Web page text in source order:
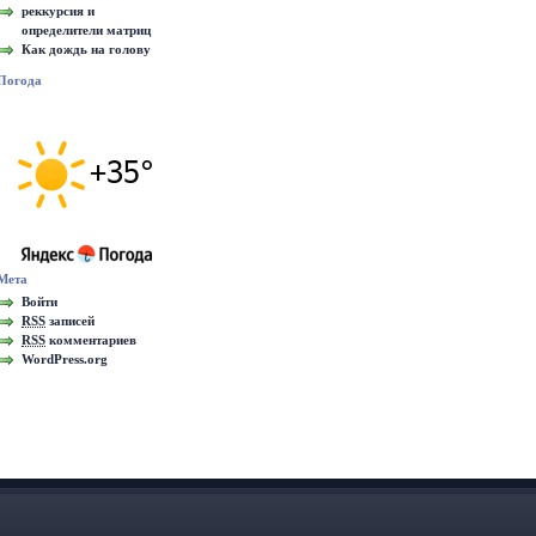
реккурсия и
определители матриц
Как дождь на голову
Войти
RSS записей
RSS комментариев
WordPress.org